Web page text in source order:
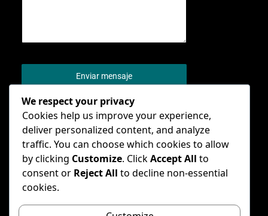
Enviar mensaje
© – General Conference of Seventh-day
Adventists
We respect your privacy
Cookies help us improve your experience,
deliver personalized content, and analyze
traffic. You can choose which cookies to allow
by clicking Customize. ClickAccept All to
consent or Reject All to decline non-essential
cookies.